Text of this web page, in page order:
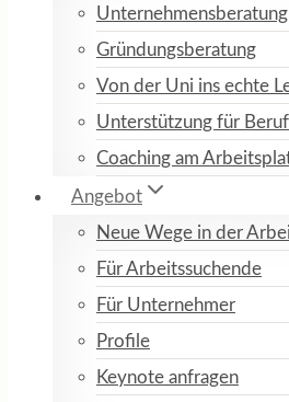
Unternehmensberatung
Gründungsberatung
Von der Uni ins echte
Unterstützung für
Coaching am
Angebot
Neue Wege in der
Für Arbeitssuchende
Für Unternehmer
Profile
Keynote anfragen